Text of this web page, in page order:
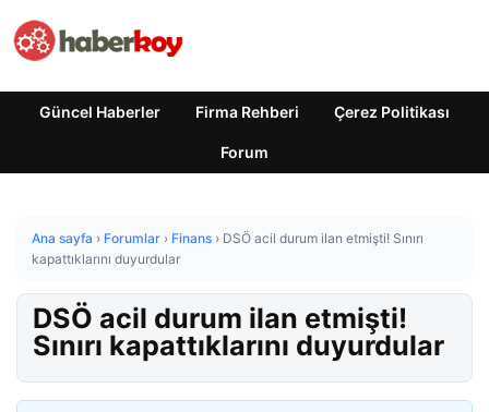
Güncel Haberler Firma Rehberi Çerez Politikası
Forum
Ana sayfa › Forumlar › Finans › DSÖ acil durum ilan etmişti! Sınırı
kapattıklarını duyurdular
DSÖ acil durum ilan etmişti!
Sınırı kapattıklarını duyurdular